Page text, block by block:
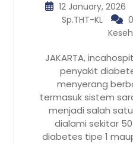
12 January, 2026
Sp.THT-KL
JAKARTA,
penyakit
menyerang
termasuk sistem
menjadi salah
dialami sekitar
diabetes tipe 1